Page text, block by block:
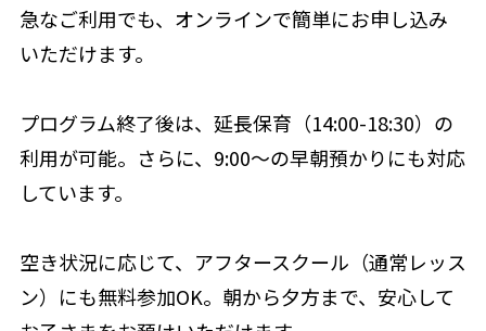
急なご利用でも、オンラインで簡単にお申し込み
いただけます。
プログラム終了後は、延長保育（14:00-18:30）の
利用が可能。さらに、9:00〜の早朝預かりにも対応
しています。
空き状況に応じて、アフタースクール（通常レッス
ン）にも無料参加OK。朝から夕方まで、安心して